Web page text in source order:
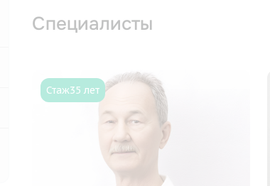
Специалисты
Стаж35 лет